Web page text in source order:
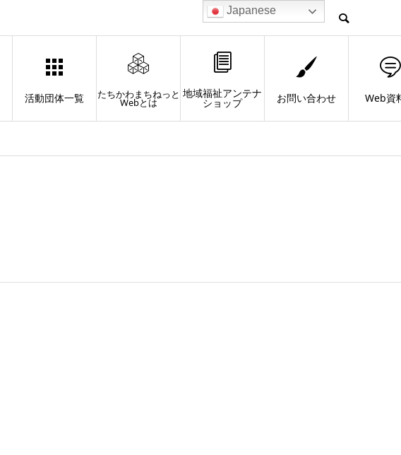
活動団体一覧 たちかわまちねっと
Webとは
地域福祉アンテナ
ショップ お問い合わせ Web資
Japanese